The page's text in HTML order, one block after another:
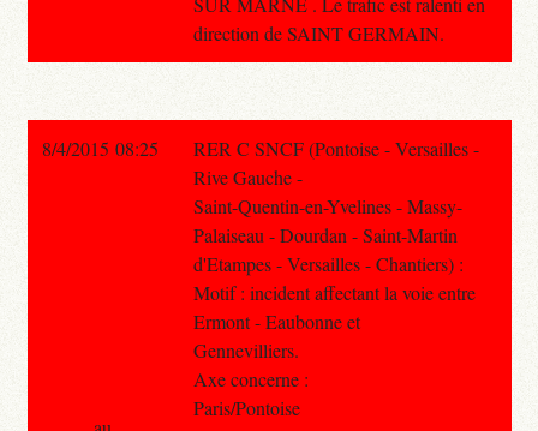
direction de SAINT GERMAIN.
8/4/2015 08:25
RER C SNCF (Pontoise - Versailles -
Rive Gauche -
Saint-Quentin-en-Yvelines - Massy-
Palaiseau - Dourdan - Saint-Martin
d'Etampes - Versailles - Chantiers) :
Motif : incident affectant la voie entre
Ermont - Eaubonne et
Gennevilliers.
Axe concerne :
Paris/Pontoise